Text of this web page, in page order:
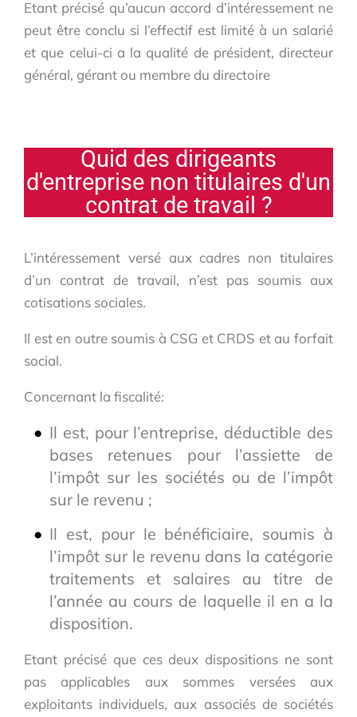
Etant précisé qu’aucun accord d’intéressement ne
peut être conclu si l’effectif est limité à un salarié
et que celui-ci a la qualité de président, directeur
général, gérant ou membre du directoire
Quid des dirigeants
d'entreprise non titulaires d'un
contrat de travail ?
L’intéressement versé aux cadres non titulaires
d’un contrat de travail, n’est pas soumis aux
cotisations sociales.
Il est en outre soumis à CSG et CRDS et au forfait
social.
Concernant la fiscalité:
Il est, pour l’entreprise, déductible des
bases retenues pour l’assiette de
l’impôt sur les sociétés ou de l’impôt
sur le revenu ;
Il est, pour le bénéficiaire, soumis à
l’impôt sur le revenu dans la catégorie
traitements et salaires au titre de
l’année au cours de laquelle il en a la
disposition.
Etant précisé que ces deux dispositions ne sont
pas applicables aux sommes versées aux
exploitants individuels, aux associés de sociétés